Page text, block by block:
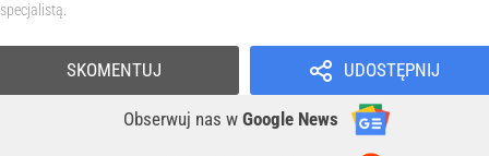
specjalistą.
UDOSTĘPNIJ
Obserwuj nas w Google News
SKOMENTUJ